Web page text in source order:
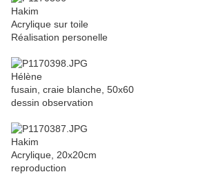
Hakim
Acrylique sur toile
Réalisation personelle
Hélène
fusain, craie blanche, 50x60
dessin observation
Hakim
Acrylique, 20x20cm
reproduction